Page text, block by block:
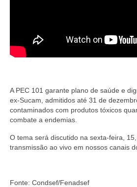
A PEC 101 garante plano de saúde e
ex-Sucam, admitidos até 31 de
contaminados com produtos tóxicos
combate a endemias.
O tema será discutido na sexta-feira,
transmissão ao vivo em nossos canais
Fonte: Condsef/Fenadsef